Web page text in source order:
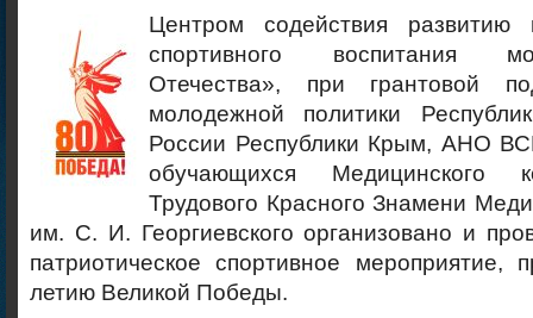
Центром содействия развитию
спортивного воспитания
Отечества», при грантовой
молодежной политики
России Республики Крым, АНО
обучающихся Медицинского
Трудового Красного Знамени
им. С. И. Георгиевского организовано и
патриотическое спортивное мероприятие,
летию Великой Победы.